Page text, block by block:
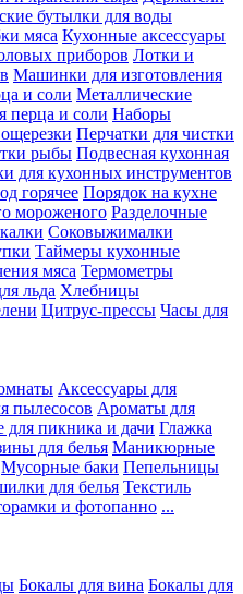
бутылки для воды
мяса Кухонные аксессуары
приборов Лотки и
Машинки для изготовления
и соли Металлические
перца и соли Наборы
Перчатки для чистки
рыбы Подвесная кухонная
для кухонных инструментов
горячее Порядок на кухне
мороженого Разделочные
Соковыжималки
Таймеры кухонные
мяса Термометры
льда Хлебницы
Цитрус-прессы Часы для
Аксессуары для
пылесосов Ароматы для
для пикника и дачи Глажка
для белья Маникюрные
Мусорные баки Пепельницы
для белья Текстиль
и фотопанно ...
Бокалы для вина Бокалы для